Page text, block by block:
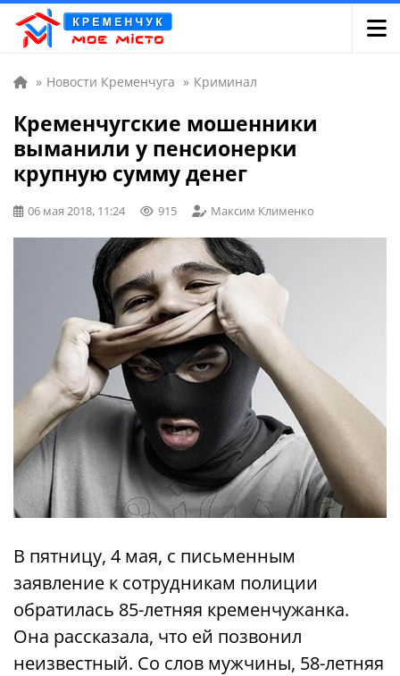
» Новости Кременчуга » Криминал
Кременчугские мошенники
выманили у пенсионерки
крупную сумму денег
06 мая 2018, 11:24 915 Максим Клименко
В пятницу, 4 мая, с письменным
заявление к сотрудникам полиции
обратилась 85-летняя кременчужанка.
Она рассказала, что ей позвонил
неизвестный. Со слов мужчины, 58-летняя